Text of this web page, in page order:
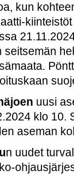
kun
seitsemän
uusi
klo 10.
aseman
n uudet